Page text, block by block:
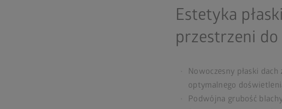
Estetyka
przestrzeni
Nowoczesny płaski
optymalnego
Podwójna grubość